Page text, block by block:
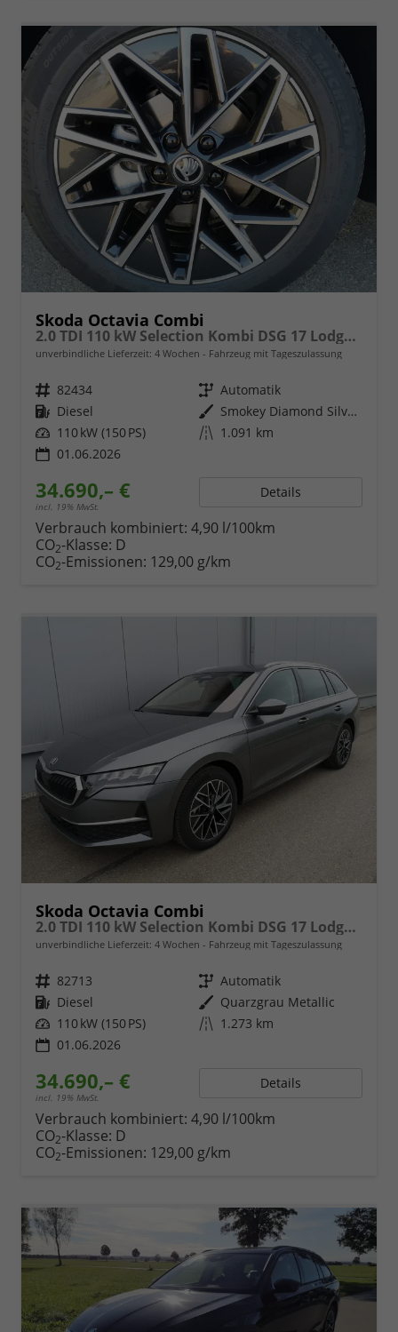
Skoda Octavia Combi
2.0 TDI 110 kW Selection Kombi DSG 17 Lodge Navi PDC GV5 el. Hk
unverbindliche Lieferzeit: 4 Wochen Fahrzeug mit Tageszulassung
Fahrzeugnr. 82434 Getriebe Automatik
Kraftstoff Diesel Außenfarbe
Smokey Diamond Silver Metallic
Leistung 110 kW (150 PS) Kilometerstand 1.091 km
01.06.2026
34.690,– €
incl. 19% MwSt.
Details
Verbrauch kombiniert: 4,90 l/100km
CO2-Klasse: D
CO2-Emissionen: 129,00 g/km
Skoda Octavia Combi
2.0 TDI 110 kW Selection Kombi DSG 17 Lodge Navi PDC GV5 el. Hk
unverbindliche Lieferzeit: 4 Wochen Fahrzeug mit Tageszulassung
Fahrzeugnr. 82713 Getriebe Automatik
Kraftstoff Diesel Außenfarbe Quarzgrau Metallic
Leistung 110 kW (150 PS) Kilometerstand 1.273 km
01.06.2026
34.690,– €
incl. 19% MwSt.
Details
Verbrauch kombiniert: 4,90 l/100km
CO2-Klasse: D
CO2-Emissionen: 129,00 g/km